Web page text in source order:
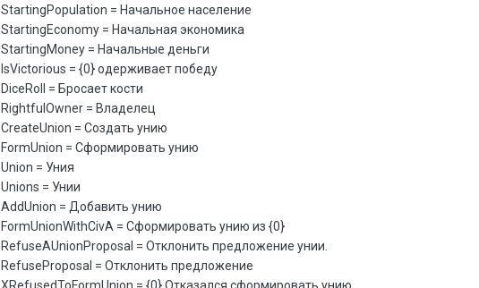
StartingPopulation = Начальное население
StartingEconomy = Начальная экономика
StartingMoney = Начальные деньги
IsVictorious = {0} одерживает победу
DiceRoll = Бросает кости
RightfulOwner = Владелец
CreateUnion = Создать унию
FormUnion = Сформировать унию
Union = Уния
Unions = Унии
AddUnion = Добавить унию
FormUnionWithCivA = Сформировать унию из {0}
RefuseAUnionProposal = Отклонить предложение унии.
RefuseProposal = Отклонить предложение
XRefusedToFormUnion = {0} Отказался сформировать унию.